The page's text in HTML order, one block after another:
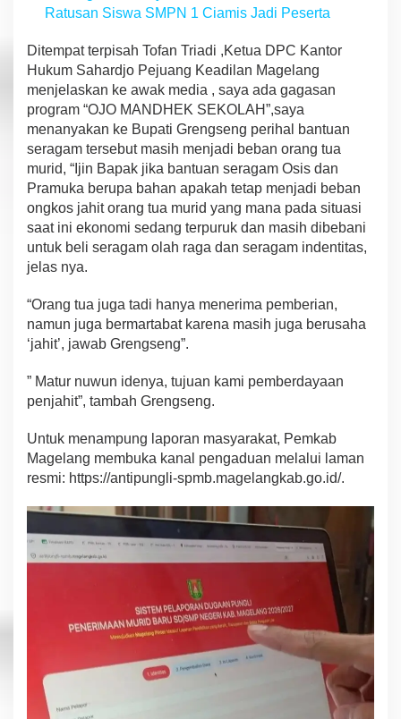
Ratusan Siswa SMPN 1 Ciamis Jadi Peserta
Ditempat terpisah Tofan Triadi ,Ketua DPC Kantor
Hukum Sahardjo Pejuang Keadilan Magelang
menjelaskan ke awak media , saya ada gagasan
program “OJO MANDHEK SEKOLAH”,saya
menanyakan ke Bupati Grengseng perihal bantuan
seragam tersebut masih menjadi beban orang tua
murid, “Ijin Bapak jika bantuan seragam Osis dan
Pramuka berupa bahan apakah tetap menjadi beban
ongkos jahit orang tua murid yang mana pada situasi
saat ini ekonomi sedang terpuruk dan masih dibebani
untuk beli seragam olah raga dan seragam indentitas,
jelas nya.
“Orang tua juga tadi hanya menerima pemberian,
namun juga bermartabat karena masih juga berusaha
‘jahit’, jawab Grengseng”.
” Matur nuwun idenya, tujuan kami pemberdayaan
penjahit”, tambah Grengseng.
Untuk menampung laporan masyarakat, Pemkab
Magelang membuka kanal pengaduan melalui laman
resmi: https://antipungli-spmb.magelangkab.go.id/.